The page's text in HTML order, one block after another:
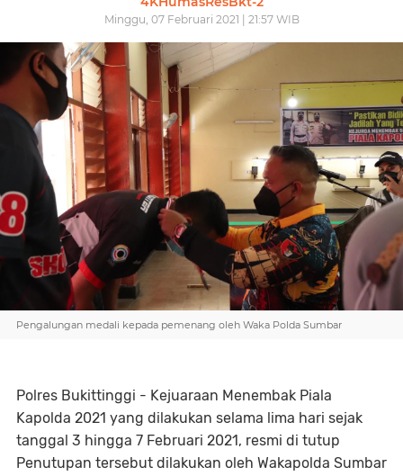
Minggu, 07 Februari 2021 | 21:57 WIB
Pengalungan medali kepada pemenang oleh Waka Polda Sumbar
Polres Bukittinggi - Kejuaraan Menembak Piala
Kapolda 2021 yang dilakukan selama lima hari sejak
tanggal 3 hingga 7 Februari 2021, resmi di tutup
Penutupan tersebut dilakukan oleh Wakapolda Sumbar